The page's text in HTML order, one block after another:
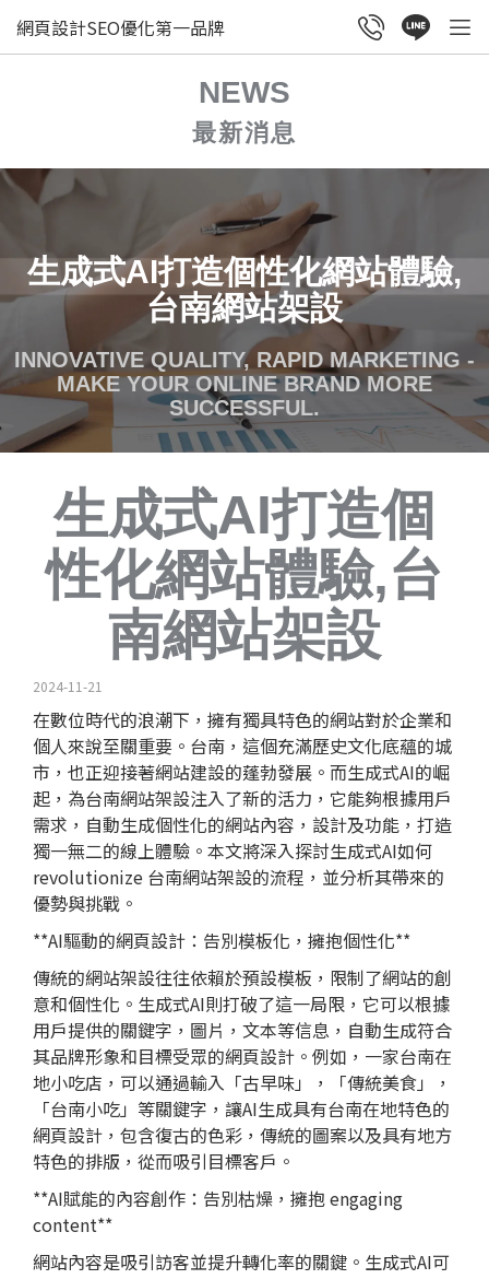
網頁設計SEO優化第一品牌
NEWS
最新消息
生成式AI打造個性化網站體驗,
台南網站架設
INNOVATIVE QUALITY, RAPID MARKETING -
MAKE YOUR ONLINE BRAND MORE
SUCCESSFUL.
生成式AI打造個
性化網站體驗,台
南網站架設
2024-11-21
在數位時代的浪潮下，擁有獨具特色的網站對於企業和
個人來說至關重要。台南，這個充滿歷史文化底蘊的城
市，也正迎接著網站建設的蓬勃發展。而生成式AI的崛
起，為台南網站架設注入了新的活力，它能夠根據用戶
需求，自動生成個性化的網站內容，設計及功能，打造
獨一無二的線上體驗。本文將深入探討生成式AI如何
revolutionize 台南網站架設的流程，並分析其帶來的
優勢與挑戰。
**AI驅動的網頁設計 ：告別模板化，擁抱個性化**
傳統的網站架設往往依賴於預設模板，限制了網站的創
意和個性化。生成式AI則打破了這一局限，它可以根據
用戶提供的關鍵字，圖片，文本等信息，自動生成符合
其品牌形象和目標受眾的網頁設計。例如，一家台南在
地小吃店，可以通過輸入「古早味」，「傳統美食」，
「台南小吃」等關鍵字，讓AI生成具有台南在地特色的
網頁設計，包含復古的色彩，傳統的圖案以及具有地方
特色的排版，從而吸引目標客戶。
**AI賦能的內容創作：告別枯燥，擁抱 engaging
content**
網站內容是吸引訪客並提升轉化率的關鍵。生成式AI可